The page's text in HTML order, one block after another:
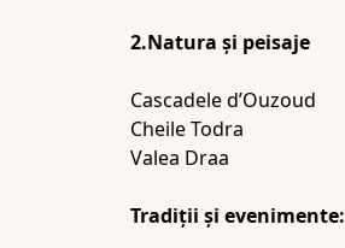
2.Natura şi peisaje
Cascadele d’Ouzoud
Cheile Todra
Valea Draa
Tradiții şi evenimente: